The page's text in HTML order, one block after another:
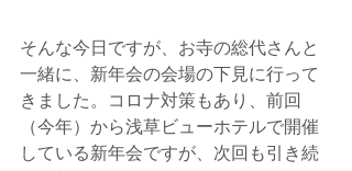
そんな今日ですが、お寺の総代さんと
一緒に、新年会の会場の下見に行って
きました。コロナ対策もあり、前回
（今年）から浅草ビューホテルで開催
している新年会ですが、次回も引き続